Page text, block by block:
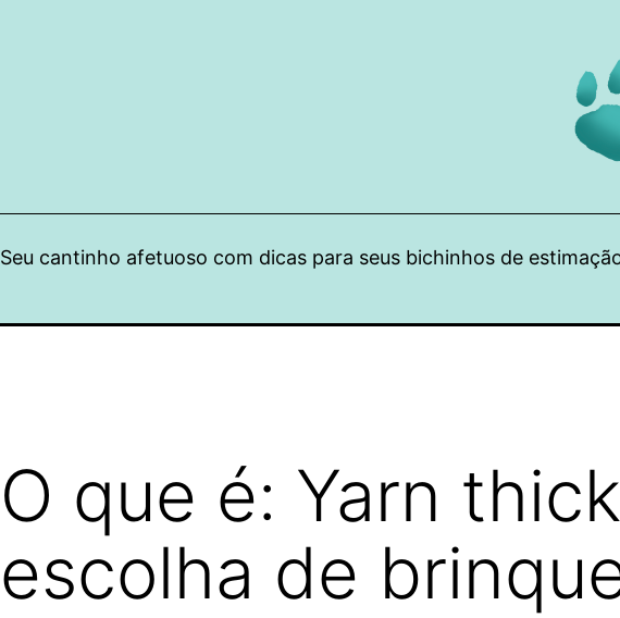
Seu cantinho afetuoso com dicas para seus bichinhos de
O que é: Yarn
escolha de